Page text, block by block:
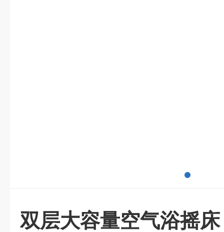
双层大容量空气浴摇床